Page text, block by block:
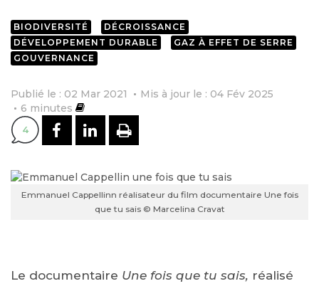
BIODIVERSITÉ
DÉCROISSANCE
DÉVELOPPEMENT DURABLE
GAZ À EFFET DE SERRE
GOUVERNANCE
Publié le : 02 Mar 2021
Mis à jour le : 04 Fév 2025
6 minutes
4 PARTAGER SUR FACEBOOK
PARTAGER SUR
IMPRIMER
Emmanuel Cappellinn réalisateur du film documentaire Une fois
que tu sais © Marcelina Cravat
Le documentaire Une fois que tu sais, réalisé